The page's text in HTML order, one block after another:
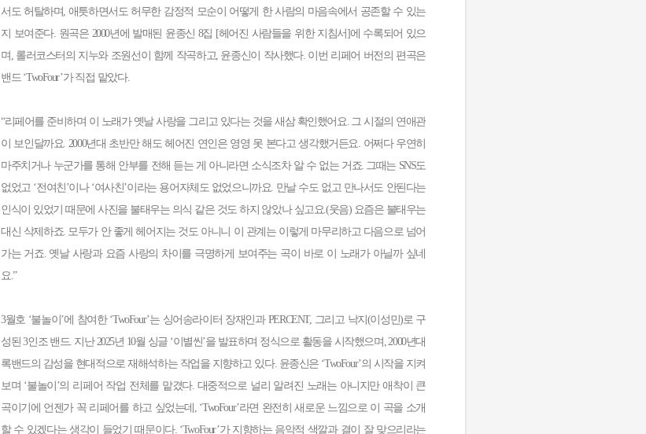
서도 허탈하며, 애틋하면서도 허무한 감정적 모순이 어떻게 한 사람의 마음속에서 공존할 수 있는
지 보여준다. 원곡은 2000년에 발매된 윤종신 8집 [헤어진 사람들을 위한 지침서]에 수록되어 있으
며, 롤러코스터의 지누와 조원선이 함께 작곡하고, 윤종신이 작사했다. 이번 리페어 버전의 편곡은
밴드 ‘TwoFour’가 직접 맡았다.
“리페어를 준비하며 이 노래가 옛날 사랑을 그리고 있다는 것을 새삼 확인했어요. 그 시절의 연애관
이 보인달까요. 2000년대 초반만 해도 헤어진 연인은 영영 못 본다고 생각했거든요. 어쩌다 우연히
마주치거나 누군가를 통해 안부를 전해 듣는 게 아니라면 소식조차 알 수 없는 거죠. 그때는 SNS도
없었고 ‘전여친’이나 ‘여사친’이라는 용어자체도 없었으니까요. 만날 수도 없고 만나서도 안된다는
인식이 있었기 때문에 사진을 불태우는 의식 같은 것도 하지 않았나 싶고요.(웃음) 요즘은 불태우는
대신 삭제하죠. 모두가 안 좋게 헤어지는 것도 아니니 이 관계는 이렇게 마무리하고 다음으로 넘어
가는 거죠. 옛날 사랑과 요즘 사랑의 차이를 극명하게 보여주는 곡이 바로 이 노래가 아닐까 싶네
요.”
3월호 ‘불놀이’에 참여한 ‘TwoFour’는 싱어송라이터 장재인과 PERCENT, 그리고 낙지(이성민)로 구
성된 3인조 밴드. 지난 2025년 10월 싱글 ‘이별씬’을 발표하며 정식으로 활동을 시작했으며, 2000년대
록밴드의 감성을 현대적으로 재해석하는 작업을 지향하고 있다. 윤종신은 ‘TwoFour’의 시작을 지켜
보며 ‘불놀이’의 리페어 작업 전체를 맡겼다. 대중적으로 널리 알려진 노래는 아니지만 애착이 큰
곡이기에 언젠가 꼭 리페어를 하고 싶었는데, ‘TwoFour’라면 완전히 새로운 느낌으로 이 곡을 소개
할 수 있겠다는 생각이 들었기 때문이다. ‘TwoFour’가 지향하는 음악적 색깔과 결이 잘 맞으리라는